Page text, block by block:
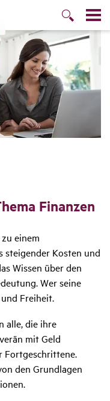
Finanzen
einem
steigender Kosten und
Wissen über den
Wer seine
Freiheit.
alle, die ihre
mit Geld
Fortgeschrittene.
den Grundlagen